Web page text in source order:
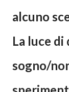
alcuno
La luce
sogno/